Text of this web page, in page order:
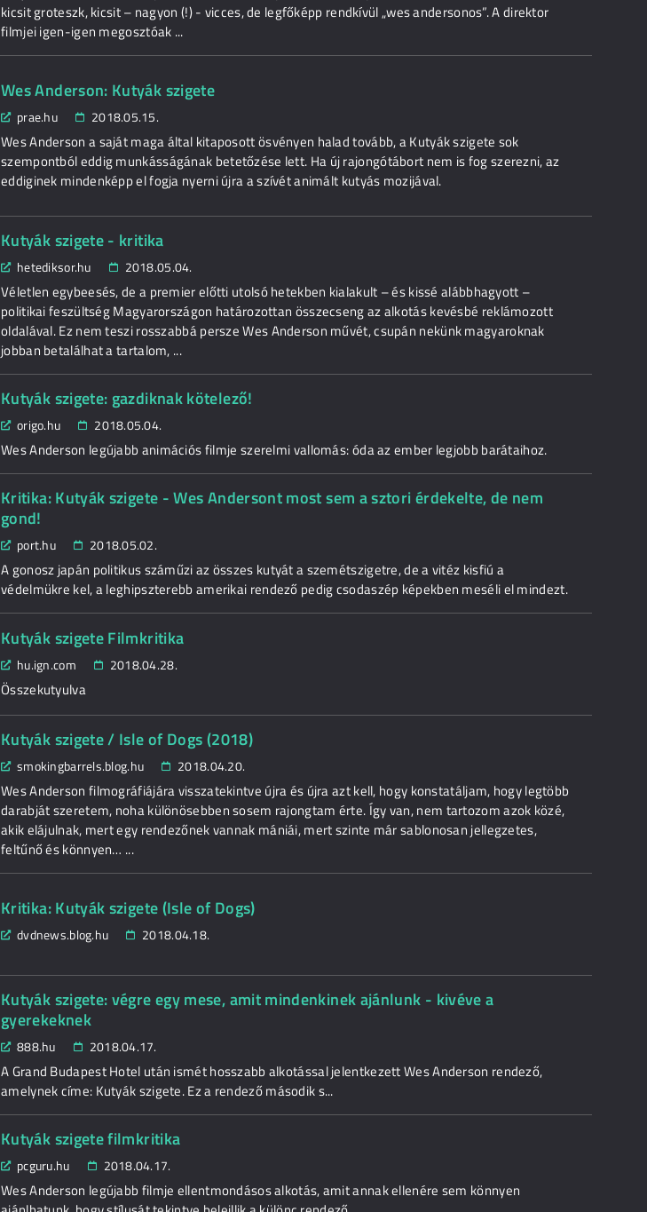
kicsit groteszk, kicsit – nagyon (!) - vicces, de legfőképp rendkívül „wes andersonos”. A direktor
filmjei igen-igen megosztóak ...
Wes Anderson: Kutyák szigete
prae.hu 2018.05.15.
Wes Anderson a saját maga által kitaposott ösvényen halad tovább, a Kutyák szigete sok
szempontból eddig munkásságának betetőzése lett. Ha új rajongótábort nem is fog szerezni, az
eddiginek mindenképp el fogja nyerni újra a szívét animált kutyás mozijával.
Kutyák szigete - kritika
hetediksor.hu 2018.05.04.
Véletlen egybeesés, de a premier előtti utolsó hetekben kialakult – és kissé alábbhagyott –
politikai feszültség Magyarországon határozottan összecseng az alkotás kevésbé reklámozott
oldalával. Ez nem teszi rosszabbá persze Wes Anderson művét, csupán nekünk magyaroknak
jobban betalálhat a tartalom, ...
Kutyák szigete: gazdiknak kötelező!
origo.hu 2018.05.04.
Wes Anderson legújabb animációs filmje szerelmi vallomás: óda az ember legjobb barátaihoz.
Kritika: Kutyák szigete - Wes Andersont most sem a sztori érdekelte, de nem
gond!
port.hu 2018.05.02.
A gonosz japán politikus száműzi az összes kutyát a szemétszigetre, de a vitéz kisfiú a
védelmükre kel, a leghipszterebb amerikai rendező pedig csodaszép képekben meséli el mindezt.
Kutyák szigete Filmkritika
hu.ign.com 2018.04.28.
Összekutyulva
Kutyák szigete / Isle of Dogs (2018)
smokingbarrels.blog.hu 2018.04.20.
Wes Anderson filmográfiájára visszatekintve újra és újra azt kell, hogy konstatáljam, hogy legtöbb
darabját szeretem, noha különösebben sosem rajongtam érte. Így van, nem tartozom azok közé,
akik elájulnak, mert egy rendezőnek vannak mániái, mert szinte már sablonosan jellegzetes,
feltűnő és könnyen… ...
Kritika: Kutyák szigete (Isle of Dogs)
dvdnews.blog.hu 2018.04.18.
Kutyák szigete: végre egy mese, amit mindenkinek ajánlunk - kivéve a
gyerekeknek
888.hu 2018.04.17.
A Grand Budapest Hotel után ismét hosszabb alkotással jelentkezett Wes Anderson rendező,
amelynek címe: Kutyák szigete. Ez a rendező második s...
Kutyák szigete filmkritika
pcguru.hu 2018.04.17.
Wes Anderson legújabb filmje ellentmondásos alkotás, amit annak ellenére sem könnyen